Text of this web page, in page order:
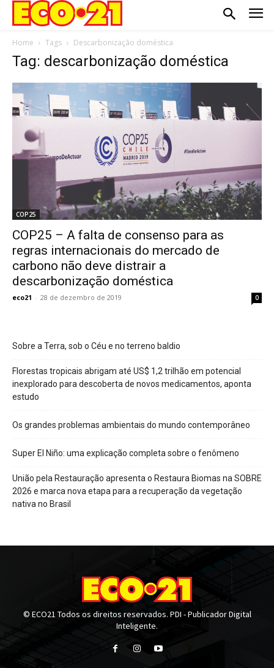
Home Tags Descarbonização doméstica
Tag: descarbonização doméstica
COP25
COP25 – A falta de consenso para as
regras internacionais do mercado de
carbono não deve distrair a
descarbonização doméstica
eco21 - 28 de dezembro de 2019 0
Sobre a Terra, sob o Céu e no terreno baldio
Florestas tropicais abrigam até US$ 1,2 trilhão em potencial
inexplorado para descoberta de novos medicamentos, aponta
estudo
Os grandes problemas ambientais do mundo contemporâneo
Super El Niño: uma explicação completa sobre o fenômeno
União pela Restauração apresenta o Restaura Biomas na SOBRE
2026 e marca nova etapa para a recuperação da vegetação
nativa no Brasil
© ECO21 Todos os direitos reservados. PDI - Publicador Digital
Inteligente.